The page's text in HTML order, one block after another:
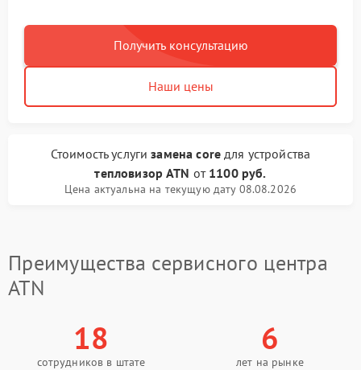
Получить консультацию
Наши цены
Стоимость услугизамена coreдля устройства
тепловизор ATN от 1100 руб.
Цена актуальна на текущую дату 08.08.2026
Преимущества сервисного центра
ATN
18
сотрудников в штате
6
лет на рынке